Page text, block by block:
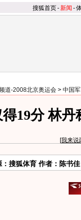
搜狐首页-新闻 -
道-2008北京奥运会 > 中国
19分 林丹
[我来说
：搜狐体育 作者：陈书佳